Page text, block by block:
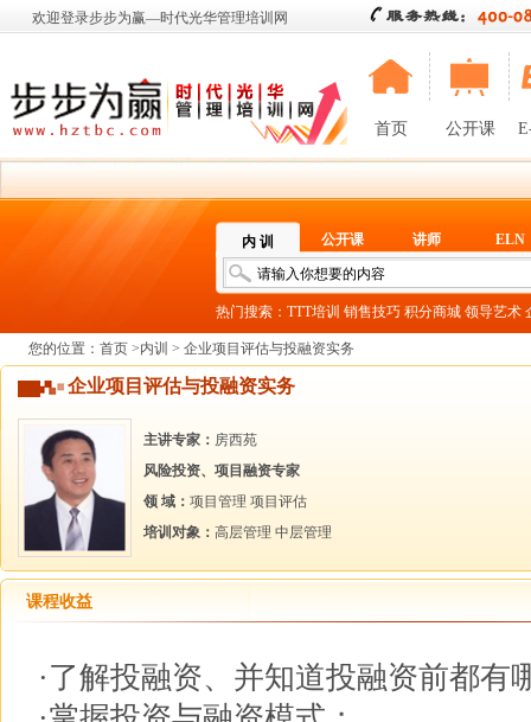
欢迎登录步步为赢—时代光华管理培训网
首页 公开课
内 训 公开课 讲师 ELN
热门搜索： TTT培训 销售技巧 积分商城 领导艺术
您的位置： 首页 >内训 > 企业项目评估与投融资实务
企业项目评估与投融资实务
主讲专家： 房西苑
风险投资、项目融资专家
领 域： 项目管理 项目评估
培训对象： 高层管理 中层管理
课程收益
·了解投融资、并知道投融资前都有